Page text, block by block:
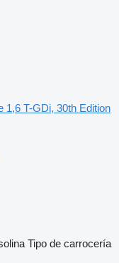
1,6 T-GDi, 30th Edition
Tipo de carrocería